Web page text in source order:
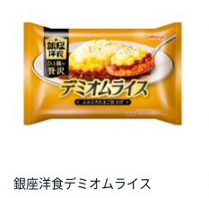
銀座洋食デミオムライス